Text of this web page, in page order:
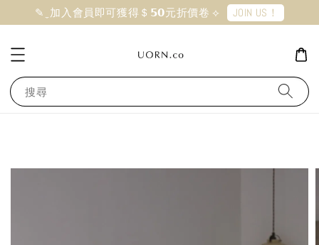
✎ ̼ 加入會員即可獲得＄𝟱𝟬元折價卷 ⟡ JOIN US！
搜尋